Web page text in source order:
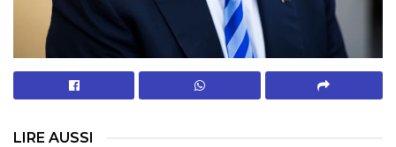
LIRE AUSSI